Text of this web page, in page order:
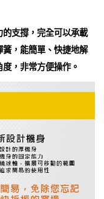
支撐，完全可以承載
，能簡單、快捷地解
，非常方便操作。